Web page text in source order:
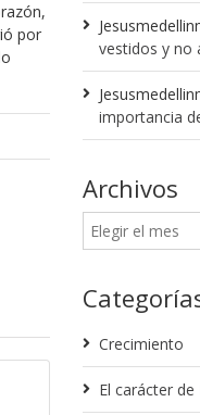
por
Enero 30, 2018
vestidos y no
importancia
Archivos
Crecimiento
El carácter de